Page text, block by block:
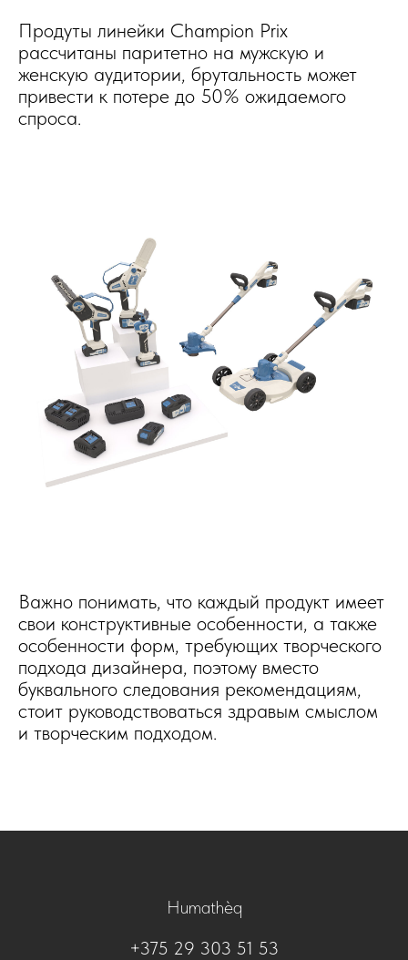
Продуты линейки Champion Prix
рассчитаны паритетно на мужскую и
женскую аудитории, брутальность может
привести к потере до 50% ожидаемого
спроса.
Важно понимать, что каждый продукт имеет
свои конструктивные особенности, а также
особенности форм, требующих творческого
подхода дизайнера, поэтому вместо
буквального следования рекомендациям,
стоит руководствоваться здравым смыслом
и творческим подходом.
Humathèq
+375 29 303 51 53